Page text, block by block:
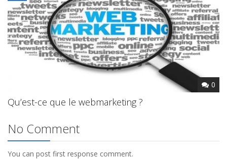
0
Qu’est-ce que le webmarketing ?
No Comment
You can post first response comment.